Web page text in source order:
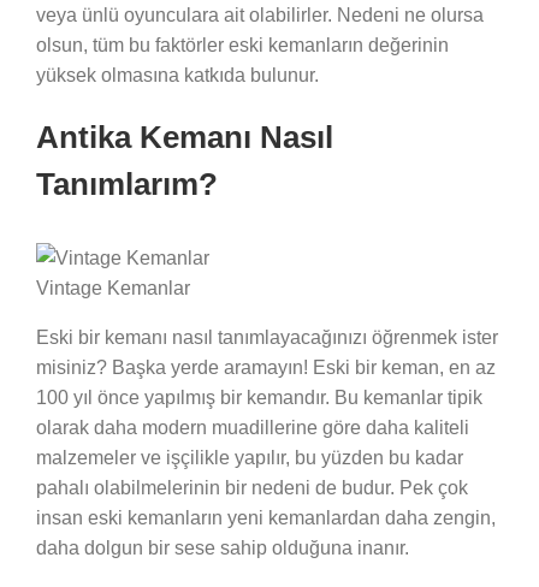
veya ünlü oyunculara ait olabilirler. Nedeni ne olursa
olsun, tüm bu faktörler eski kemanların değerinin
yüksek olmasına katkıda bulunur.
Antika Kemanı Nasıl
Tanımlarım?
Vintage Kemanlar
Eski bir kemanı nasıl tanımlayacağınızı öğrenmek ister
misiniz? Başka yerde aramayın! Eski bir keman, en az
100 yıl önce yapılmış bir kemandır. Bu kemanlar tipik
olarak daha modern muadillerine göre daha kaliteli
malzemeler ve işçilikle yapılır, bu yüzden bu kadar
pahalı olabilmelerinin bir nedeni de budur. Pek çok
insan eski kemanların yeni kemanlardan daha zengin,
daha dolgun bir sese sahip olduğuna inanır.